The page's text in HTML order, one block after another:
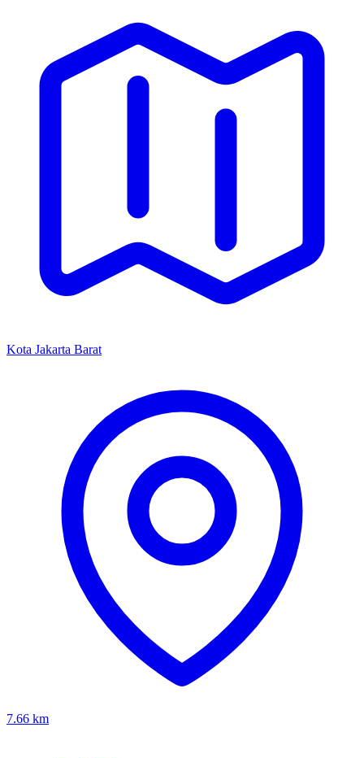
Kota Jakarta Barat
7.66 km